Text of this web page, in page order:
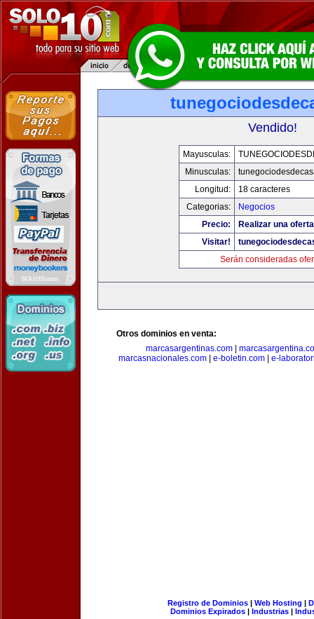
Vendido!
Mayusculas:
Minusculas:
Longitud:
18 caracteres
Categorias:
Negocios
Precio:
Realizar una
Visitar!
Serán consideradas
Otros dominios en venta:
marcasargentinas.com
marcasnacionales.com| e-boletin.com| e-
Registro de Dominios| Web Hosting |
Dominios Expirados | Industrias |